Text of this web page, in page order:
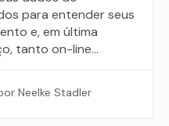
​​para entender seus
e, em última
tanto on-line…
Neelke Stadler